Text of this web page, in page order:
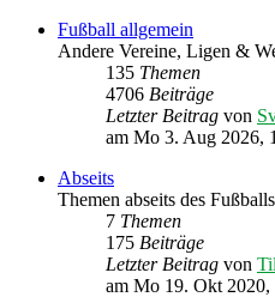
Fußball allgemein
Andere Vereine, Ligen &
135 Themen
4706 Beiträge
Letzter Beitrag von
am Mo 3. Aug 2026,
Abseits
Themen abseits des Fußballs
7 Themen
175 Beiträge
Letzter Beitrag von Til
am Mo 19. Okt 2020,